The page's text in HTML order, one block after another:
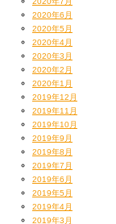
2020年6月
2020年5月
2020年4月
2020年3月
2020年2月
2020年1月
2019年12月
2019年11月
2019年10月
2019年9月
2019年8月
2019年7月
2019年6月
2019年5月
2019年4月
2019年3月